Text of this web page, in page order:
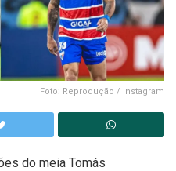
Foto: Reprodução / Instagram
do meia Tomás